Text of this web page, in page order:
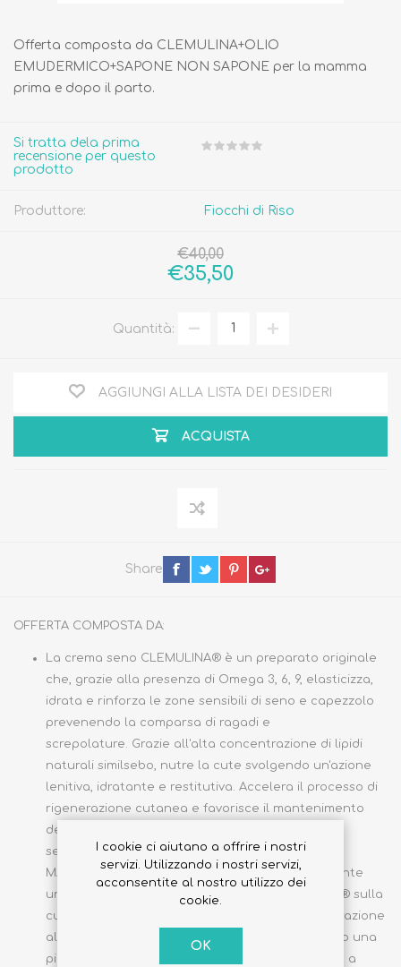
Offerta composta da CLEMULINA+OLIO
EMUDERMICO+SAPONE NON SAPONE per la mamma
prima e dopo il parto.
Si tratta dela prima
recensione per questo
prodotto
Produttore: Fiocchi di Riso
€40,00
€35,50
Quantità:
AGGIUNGI ALLA LISTA DEI DESIDERI
ACQUISTA
Share
OFFERTA COMPOSTA DA:
La crema seno CLEMULINA® è un preparato originale
che, grazie alla presenza di Omega 3, 6, 9, elasticizza,
idrata e rinforza le zone sensibili di seno e capezzolo
prevenendo la comparsa di ragadi e
screpolature. Grazie all'alta concentrazione di lipidi
naturali similsebo, nutre la cute svolgendo un'azione
lenitiva, idratante e restitutiva. Accelera il processo di
rigenerazione cutanea e favorisce il mantenimento
dell’integrità di barriera limitando gli stadi di
secchezza locale. TESTATA SU AREOLA
MAMMARIA.
Modo d'uso: applicare quotidianamente
una piccola quantità di crema seno CLEMULINA® sulla
cute. Si assorbe rapidamente. Indicata in preparazione
all’allattamento: applicare su areola e capezzolo una
piccola quantità di preparato 2-3 volte al giorno a
I cookie ci aiutano a offrire i nostri
servizi. Utilizzando i nostri servizi,
acconsentite al nostro utilizzo dei
cookie.
OK